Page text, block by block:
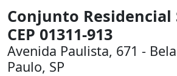
Conjunto Residencial
CEP 01311-913
Avenida Paulista, 671 -
Paulo, SP